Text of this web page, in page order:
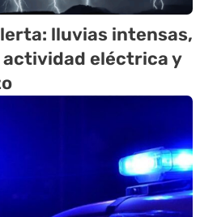
lluvias intensas,
eléctrica y